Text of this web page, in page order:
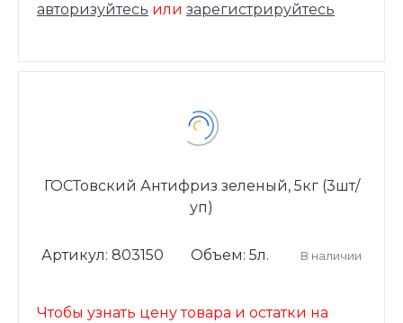
авторизуйтесь или зарегистрируйтесь
ГОСТовский Антифриз зеленый, 5кг (3шт/
уп)
Артикул: 803150 Объем: 5л. В наличии
Чтобы узнать цену товара и остатки на